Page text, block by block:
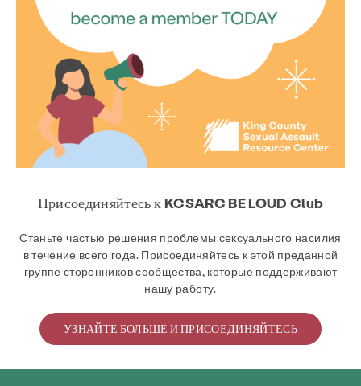
Присоединяйтесь к KCSARC BE LOUD Club
Станьте частью решения проблемы сексуального насилия
в течение всего года. Присоединяйтесь к этой преданной
группе сторонников сообщества, которые поддерживают
нашу работу.
УЗНАЙТЕ БОЛЬШЕ И ПРИСОЕДИНЯЙТЕСЬ